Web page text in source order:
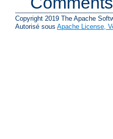
Copyright 2019 The Apache
Autorisé sous Apache License,